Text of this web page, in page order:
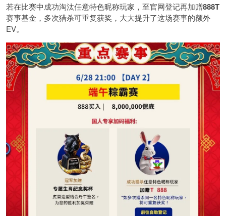
若在比赛中成功淘汰任意特色昵称玩家，至官网登记再加赠888T
赛事基金，多次猎杀可重复获奖，大大提升了这场赛事的额外
EV。